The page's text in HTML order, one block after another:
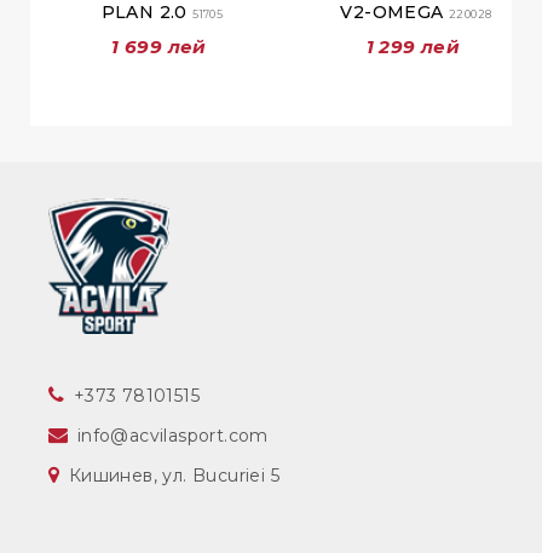
PLAN 2.051705
1 699 лей
V2-OMEGA220028
1 299 лей
‎+373 78101515
info@acvilasport.com
Кишинев, ул. Bucuriei 5